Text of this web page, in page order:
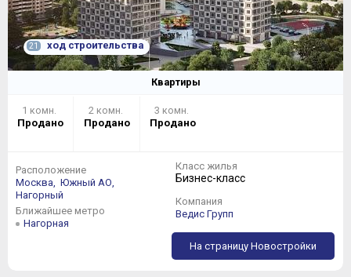
21 ход строительства
Квартиры
1 комн.
Продано
2 комн.
Продано
3 комн.
Продано
Расположение
Москва,
Южный АО,
Нагорный
Ближайшее метро
Нагорная
Класс жилья
Бизнес-класс
Компания
Ведис Групп
На страницу Новостройки